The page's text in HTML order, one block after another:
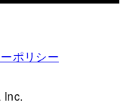
ポリシー